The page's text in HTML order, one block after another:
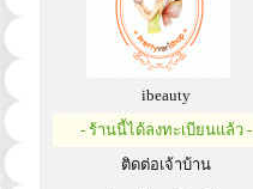
ibeauty
- ร้านนี้ได้ลงทะเบียนแล้ว -
ติดต่อเจ้าบ้าน